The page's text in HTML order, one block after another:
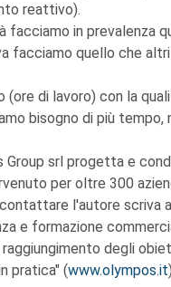
reattivo).
in prevalenza
facciamo quello che
(ore di lavoro) con la
bisogno di più
srl progetta e
per oltre 300
l'autore scriva
e formazione
degli
pratica" (www.olympos.it